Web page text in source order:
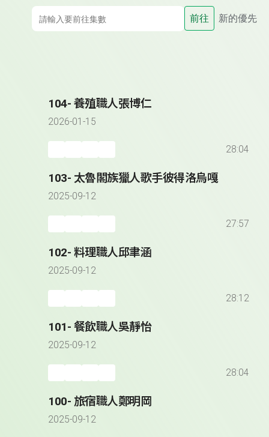
前往 新的優先
104- 養殖職人張博仁
2026-01-15
28:04
103- 太魯閣族獵人歌手彼得洛烏嘎
2025-09-12
27:57
102- 料理職人邱聿涵
2025-09-12
28:12
101- 餐飲職人吳靜怡
2025-09-12
28:04
100- 旅宿職人鄭明岡
2025-09-12